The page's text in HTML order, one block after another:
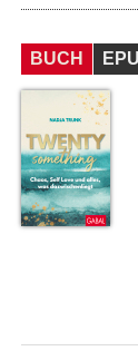
BUCH